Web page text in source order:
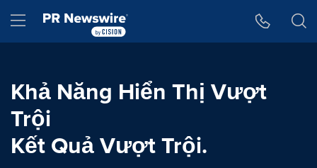
Hamburger menu
Khả Năng Hiển Thị Vượt
Trội
Kết Quả Vượt Trội.